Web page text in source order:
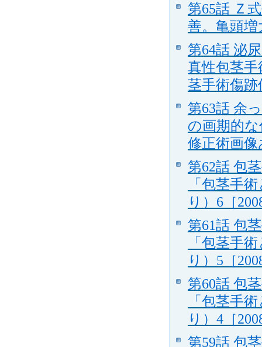
第65話 Ｚ
善。亀頭増
第64話 泌
真性包茎
茎手術傷跡
第63話 余
の画期的
修正術画像
第62話 包
「包茎手
り）6［
第61話 包
「包茎手
り）5［
第60話 包
「包茎手
り）4［
第59話 包